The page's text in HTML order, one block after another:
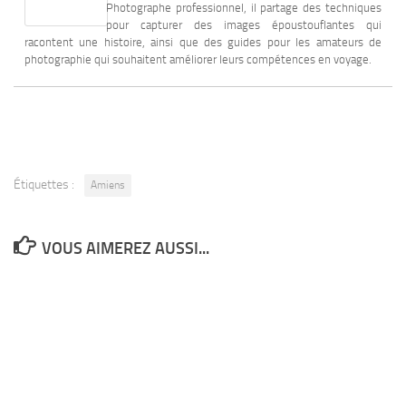
Photographe professionnel, il partage des techniques
pour capturer des images époustouflantes qui
racontent une histoire, ainsi que des guides pour les amateurs de
photographie qui souhaitent améliorer leurs compétences en voyage.
Étiquettes : Amiens
VOUS AIMEREZ AUSSI...